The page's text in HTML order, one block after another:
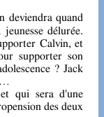
délurée.
Calvin, et
supporter son
? Jack
qui sera d'une
des deux